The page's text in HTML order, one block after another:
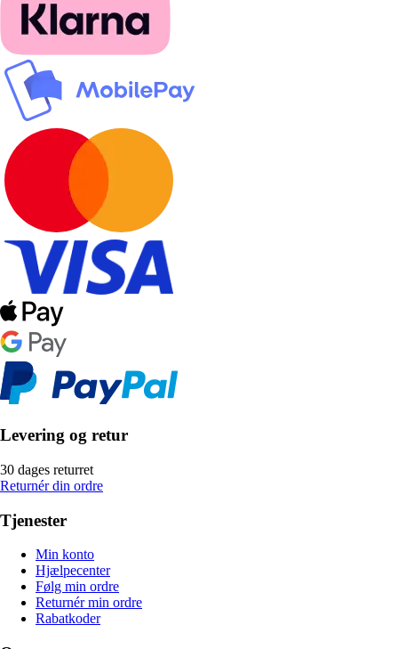
Levering og retur
30 dages returret
Returnér din ordre
Tjenester
Min konto
Hjælpecenter
Følg min ordre
Returnér min ordre
Rabatkoder